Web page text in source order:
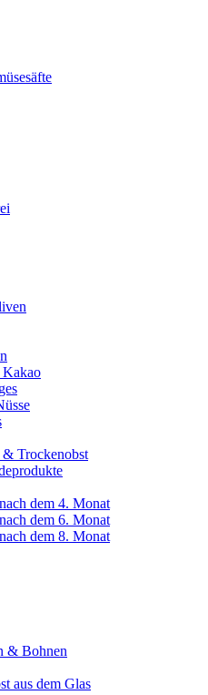
& Trockenobst
dem 4. Monat
dem 6. Monat
dem 8. Monat
& Bohnen
aus dem Glas